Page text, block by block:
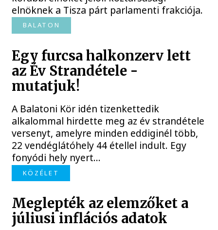
elnöknek a Tisza párt parlamenti frakciója.
BALATON
Egy furcsa halkonzerv lett
az Év Strandétele -
mutatjuk!
A Balatoni Kör idén tizenkettedik
alkalommal hirdette meg az év strandétele
versenyt, amelyre minden eddiginél több,
22 vendéglátóhely 44 étellel indult. Egy
fonyódi hely nyert...
KÖZÉLET
Meglepték az elemzőket a
júliusi inflációs adatok